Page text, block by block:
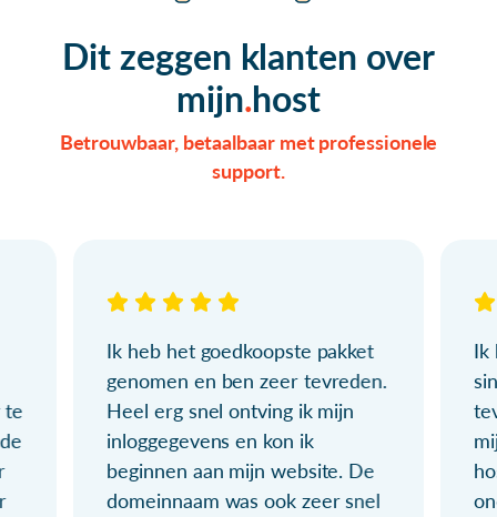
Dit zeggen klanten over
mijn host
Betrouwbaar, betaalbaar met professionele
support.
te
Ik heb het goedkoopste pakket
genomen en ben zeer tevreden.
Heel erg snel ontving ik mijn
inloggegevens en kon ik
beginnen aan mijn website. De
domeinnaam was ook zeer snel
Ik